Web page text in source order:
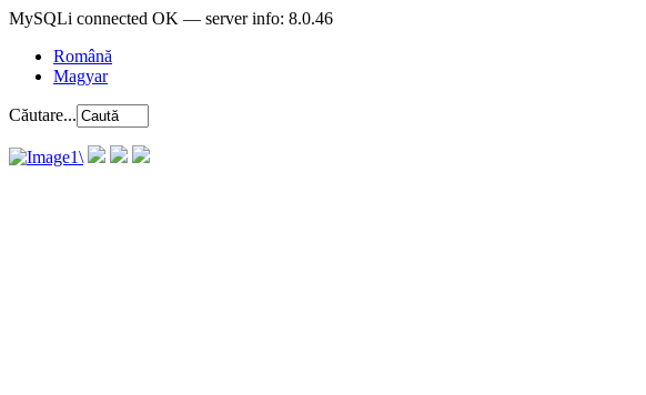
MySQLi connected OK — server info: 8.0.46
Română
Magyar
Căutare...